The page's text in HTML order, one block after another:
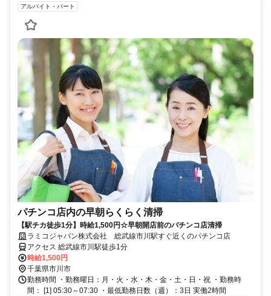
アルバイト・パート
パチンコ店内の早朝らくらく清掃
【駅チカ徒歩1分】時給1,500円☆早朝開店前のパチンコ店清掃
ラミコジャパン株式会社 総武線市川駅すぐ近くのパチンコ店
アクセス 総武線市川駅徒歩1分
時給1,500円
千葉県市川市
勤務時間 ・勤務曜日：月・火・水・木・金・土・日・祝 ・勤務時
間： [1] 05:30～07:30 ・最低勤務日数（週）：3日 実働2時間